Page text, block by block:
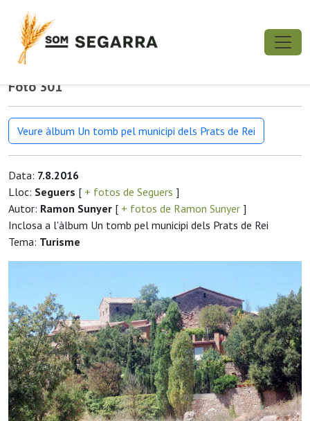
Foto 301
Veure àlbum Un tomb pel municipi dels Prats de Rei
Data: 7.8.2016
Lloc: Seguers [ + fotos de Seguers ]
Autor: Ramon Sunyer [ + fotos de Ramon Sunyer ]
Inclosa a l'àlbum Un tomb pel municipi dels Prats de Rei
Tema: Turisme